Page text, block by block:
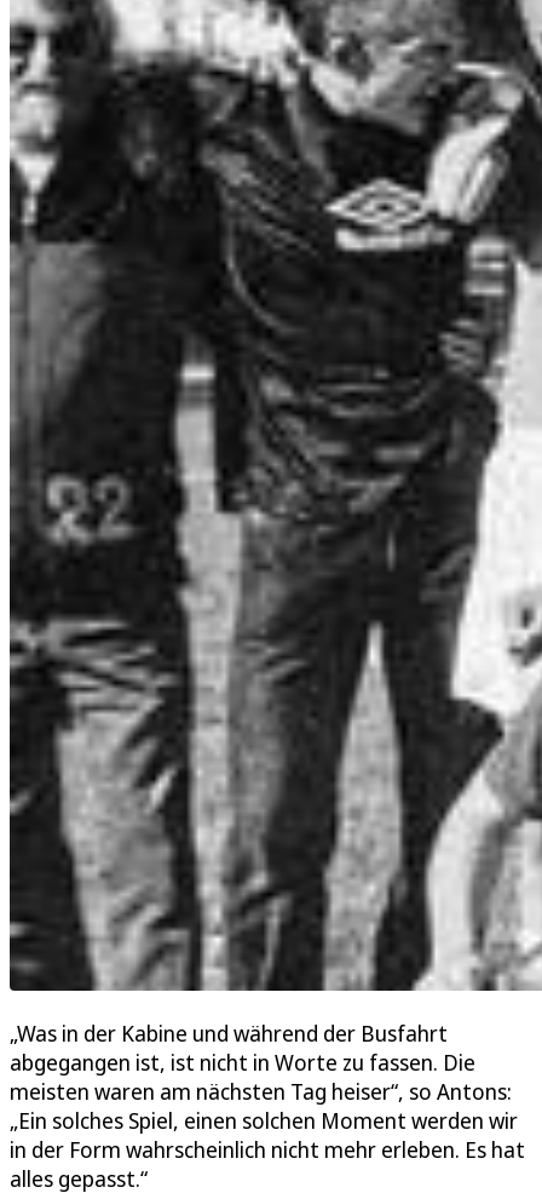
„Was in der Kabine und während der Busfahrt
abgegangen ist, ist nicht in Worte zu fassen. Die
meisten waren am nächsten Tag heiser“, so Antons:
„Ein solches Spiel, einen solchen Moment werden wir
in der Form wahrscheinlich nicht mehr erleben. Es hat
alles gepasst.“